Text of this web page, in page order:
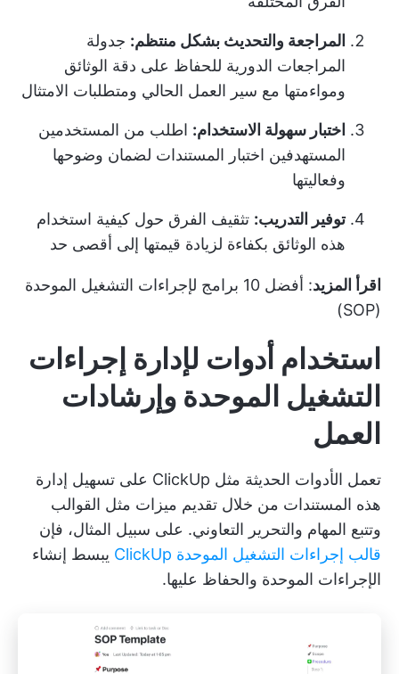
المراجعة والتحديث بشكل منتظم: جدولة
المراجعات الدورية للحفاظ على دقة الوثائق
ومواءمتها مع سير العمل الحالي ومتطلبات الامتثال
اختبار سهولة الاستخدام: اطلب من المستخدمين
المستهدفين اختبار المستندات لضمان وضوحها
وفعاليتها
توفير التدريب: تثقيف الفرق حول كيفية استخدام
هذه الوثائق بكفاءة لزيادة قيمتها إلى أقصى حد
اقرأ المزيد:
أفضل 10 برامج لإجراءات التشغيل الموحدة
(SOP)
استخدام أدوات لإدارة إجراءات
التشغيل الموحدة وإرشادات
العمل
تعمل الأدوات الحديثة مثل ClickUp على تسهيل إدارة
هذه المستندات من خلال تقديم ميزات مثل القوالب
وتتبع المهام والتحرير التعاوني. على سبيل المثال، فإن
قالب إجراءات التشغيل الموحدة ClickUp
يبسط إنشاء
الإجراءات الموحدة والحفاظ عليها.